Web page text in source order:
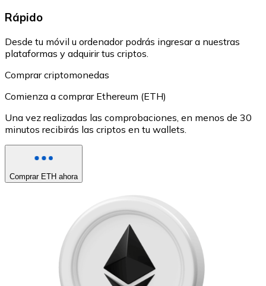
Rápido
Desde tu móvil u ordenador podrás ingresar a nuestras
plataformas y adquirir tus criptos.
Comprar criptomonedas
Comienza a comprar Ethereum (ETH)
Una vez realizadas las comprobaciones, en menos de 30
minutos recibirás las criptos en tu wallets.
Comprar ETH ahora